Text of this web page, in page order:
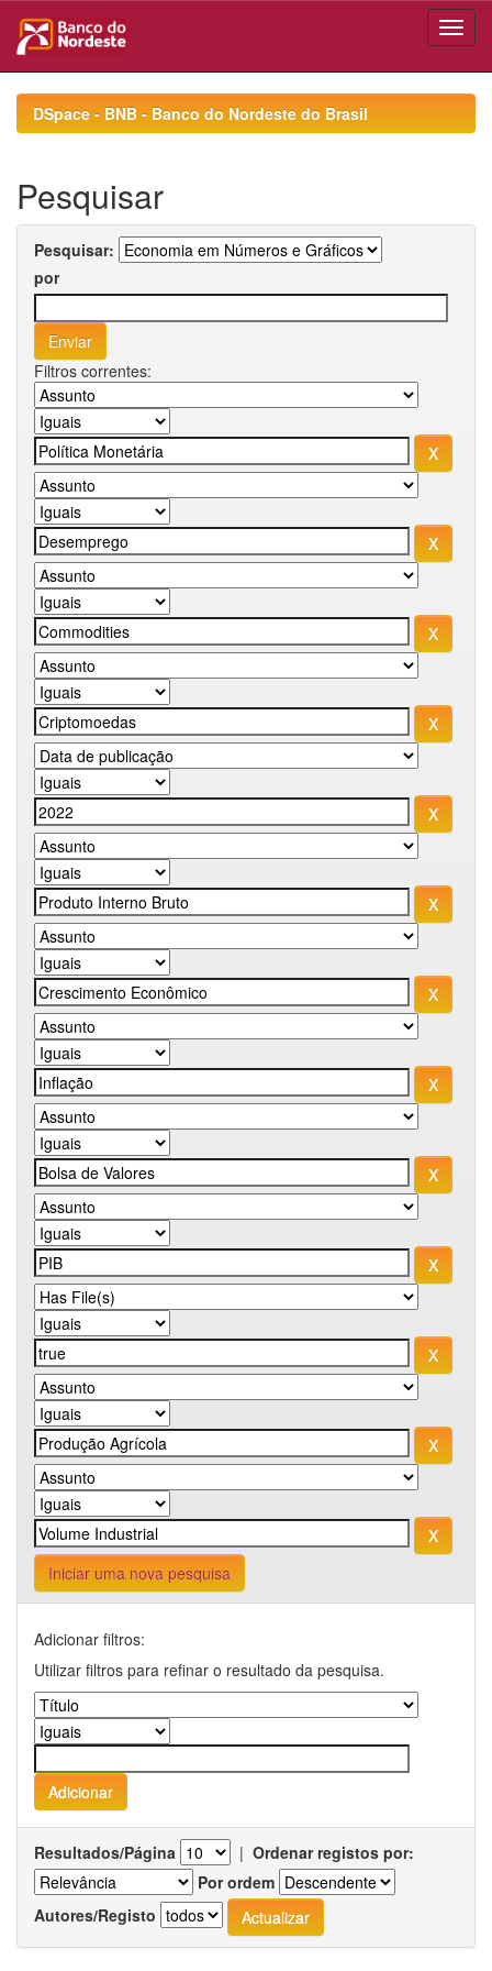
navigationDSpace - BNB - Banco do Nordeste do Brasil
Pesquisar
Pesquisar:
por
Filtros correntes:
Iniciar uma nova pesquisa
Adicionar filtros:
Utilizar filtros para refinar o resultado da pesquisa.
Resultados/Página | Ordenar registos por:
Por ordem
Autores/Registo